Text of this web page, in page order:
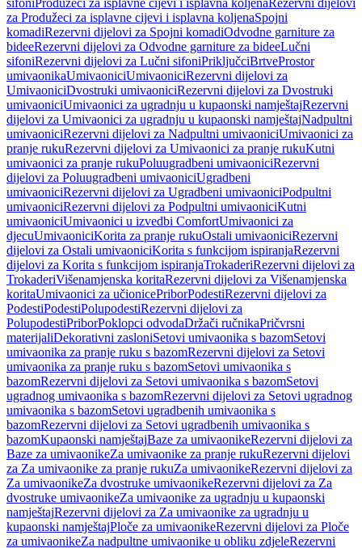
sifoniProdužeci za isplavne cijevi i isplavna koljenaRezervni dijelovi
za Produžeci za isplavne cijevi i isplavna koljenaSpojni
komadiRezervni dijelovi za Spojni komadiOdvodne garniture za
bideeRezervni dijelovi za Odvodne garniture za bideeLučni
sifoniRezervni dijelovi za Lučni sifoniPriključciBrtveProstor
umivaonikaUmivaoniciUmivaoniciRezervni dijelovi za
UmivaoniciDvostruki umivaoniciRezervni dijelovi za Dvostruki
umivaoniciUmivaonici za ugradnju u kupaonski namještajRezervni
dijelovi za Umivaonici za ugradnju u kupaonski namještajNadpultni
umivaoniciRezervni dijelovi za Nadpultni umivaoniciUmivaonici za
pranje rukuRezervni dijelovi za Umivaonici za pranje rukuKutni
umivaonici za pranje rukuPoluugradbeni umivaoniciRezervni
dijelovi za Poluugradbeni umivaoniciUgradbeni
umivaoniciRezervni dijelovi za Ugradbeni umivaoniciPodpultni
umivaoniciRezervni dijelovi za Podpultni umivaoniciKutni
umivaoniciUmivaonici u izvedbi ComfortUmivaonici za
djecuUmivaoniciKorita za pranje rukuOstali umivaoniciRezervni
dijelovi za Ostali umivaoniciKorita s funkcijom ispiranjaRezervni
dijelovi za Korita s funkcijom ispiranjaTrokaderiRezervni dijelovi za
TrokaderiVišenamjenska koritaRezervni dijelovi za Višenamjenska
koritaUmivaonici za učionicePriborPodestiRezervni dijelovi za
PodestiPodestiPolupodestiRezervni dijelovi za
PolupodestiPriborPoklopci odvodaDržači ručnikaPričvrsni
materijaliDekorativni zasloniSetovi umivaonika s bazomSetovi
umivaonika za pranje ruku s bazomRezervni dijelovi za Setovi
umivaonika za pranje ruku s bazomSetovi umivaonika s
bazomRezervni dijelovi za Setovi umivaonika s bazomSetovi
ugradnog umivaonika s bazomRezervni dijelovi za Setovi ugradnog
umivaonika s bazomSetovi ugradbenih umivaonika s
bazomRezervni dijelovi za Setovi ugradbenih umivaonika s
bazomKupaonski namještajBaze za umivaonikeRezervni dijelovi za
Baze za umivaonikeZa umivaonike za pranje rukuRezervni dijelovi
za Za umivaonike za pranje rukuZa umivaonikeRezervni dijelovi za
Za umivaonikeZa dvostruke umivaonikeRezervni dijelovi za Za
dvostruke umivaonikeZa umivaonike za ugradnju u kupaonski
namještajRezervni dijelovi za Za umivaonike za ugradnju u
kupaonski namještajPloče za umivaonikeRezervni dijelovi za Ploče
za umivaonikeZa nadpultne umivaonike u obliku zdjeleRezervni